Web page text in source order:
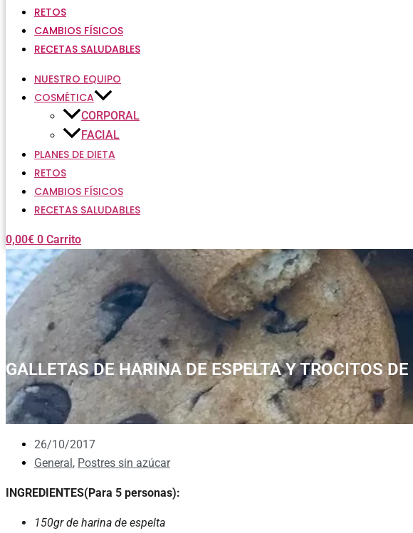
RETOS
CAMBIOS FÍSICOS
RECETAS SALUDABLES
NUESTRO EQUIPO
COSMÉTICA
CORPORAL
FACIAL
PLANES DE DIETA
RETOS
CAMBIOS FÍSICOS
RECETAS SALUDABLES
0,00€ 0 Carrito
GALLETAS DE HARINA DE ESPELTA Y TROCITOS
26/10/2017
General, Postres sin azúcar
INGREDIENTES(Para 5 personas):
150gr de harina de espelta